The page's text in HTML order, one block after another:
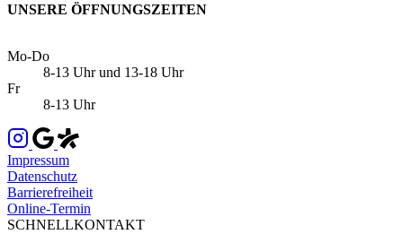
UNSERE ÖFFNUNGSZEITEN
Mo-Do
8-13 Uhr und 13-18 Uhr
Fr
8-13 Uhr
Impressum
Datenschutz
Barrierefreiheit
Online-Termin
SCHNELLKONTAKT